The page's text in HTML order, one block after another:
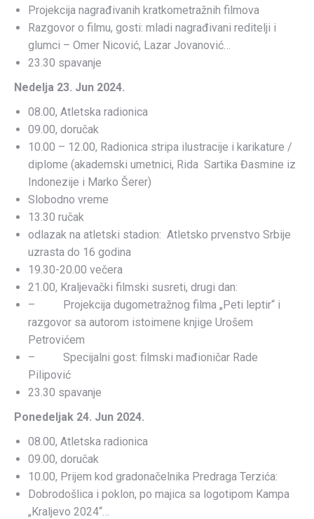
Projekcija nagrađivanih kratkometražnih filmova
Razgovor o filmu, gosti: mladi nagrađivani reditelji i
glumci – Omer Nicović, Lazar Jovanović…
23.30 spavanje
Nedelja 23. Jun 2024.
08.00, Atletska radionica
09.00, doručak
10.00 – 12.00, Radionica stripa ilustracije i karikature /
diplome (akademski umetnici, Rida Sartika Đasmine iz
Indonezije i Marko Šerer)
Slobodno vreme
13.30 ručak
odlazak na atletski stadion: Atletsko prvenstvo Srbije
uzrasta do 16 godina
19.30-20.00 večera
21.00, Kraljevački filmski susreti, drugi dan:
– Projekcija dugometražnog filma „Peti leptir“ i
razgovor sa autorom istoimene knjige Urošem
Petrovićem
– Specijalni gost: filmski mađioničar Rade
Pilipović
23.30 spavanje
Ponedeljak 24. Jun 2024.
08.00, Atletska radionica
09.00, doručak
10.00, Prijem kod gradonačelnika Predraga Terzića:
Dobrodošlica i poklon, po majica sa logotipom Kampa
„Kraljevo 2024“…